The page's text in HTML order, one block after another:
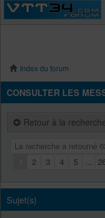
Index du forum
CONSULTER LES
Retour à la
La recherche a retourné
2 3 4 5 ...
Sujet(s)